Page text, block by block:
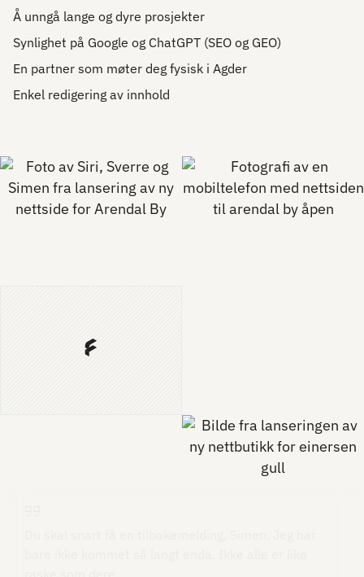
Å unngå lange og dyre prosjekter
Synlighet på Google og ChatGPT (SEO og GEO)
En partner som møter deg fysisk i Agder
Enkel redigering av innhold